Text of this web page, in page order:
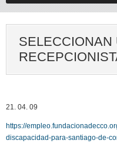
SELECCIONAN
21. 04. 09
https://
discapacidad-para-santiago-de-